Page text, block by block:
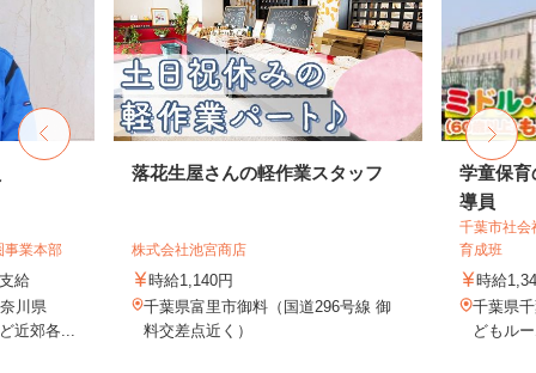
業本部
給
川県
近郊各...
落花生屋さんの軽作業スタッフ
株式会社池宮商店
時給1,140円
千葉県富里市御料（国道296号線 御
料交差点近く）
学童保
導員
千葉市社
育成班
時給
千葉県
どもル